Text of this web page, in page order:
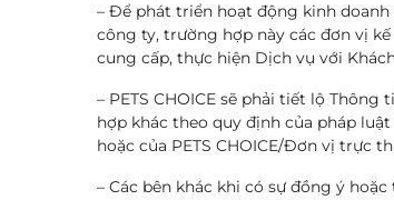
– Để phát triển hoạt động kinh doanh
công ty, trường hợp này các đơn vị kế
cung cấp, thực hiện Dịch vụ với
– PETS CHOICE sẽ phải tiết lộ
hợp khác theo quy định của pháp
hoặc của PETS CHOICE/Đơn vị trực
– Các bên khác khi có sự đồng ý